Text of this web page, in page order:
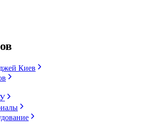
Киев